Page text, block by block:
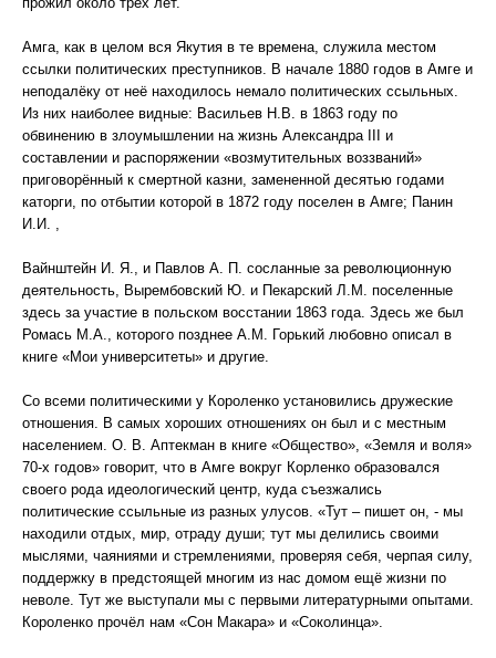
Амга, как в целом вся Якутия в те времена, служила местом
ссылки политических преступников. В начале 1880 годов в Амге и
неподалёку от неё находилось немало политических ссыльных.
Из них наиболее видные: Васильев Н.В. в 1863 году по
обвинению в злоумышлении на жизнь Александра III и
составлении и распоряжении «возмутительных воззваний»
приговорённый к смертной казни, замененной десятью годами
каторги, по отбытии которой в 1872 году поселен в Амге; Панин
И.И. ,
Вайнштейн И. Я., и Павлов А. П. сосланные за революционную
деятельность, Вырембовский Ю. и Пекарский Л.М. поселенные
здесь за участие в польском восстании 1863 года. Здесь же был
Ромась М.А., которого позднее А.М. Горький любовно описал в
книге «Мои университеты» и другие.
Со всеми политическими у Короленко установились дружеские
отношения. В самых хороших отношениях он был и с местным
населением. О. В. Аптекман в книге «Общество», «Земля и воля»
70-х годов» говорит, что в Амге вокруг Корленко образовался
своего рода идеологический центр, куда съезжались
политические ссыльные из разных улусов. «Тут – пишет он, - мы
находили отдых, мир, отраду души; тут мы делились своими
мыслями, чаяниями и стремлениями, проверяя себя, черпая силу,
поддержку в предстоящей многим из нас домом ещё жизни по
неволе. Тут же выступали мы с первыми литературными опытами.
Короленко прочёл нам «Сон Макара» и «Соколинца».